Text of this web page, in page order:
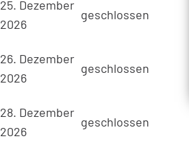
25. Dezember
2026
geschlossen
26. Dezember
2026
geschlossen
28. Dezember
2026
geschlossen